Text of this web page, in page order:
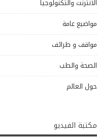
الانترنت والتكنولوجيا
مواضيع عامة
مواقف و طرائف
الصحة والطب
حول العالم
مكتبة الفيديو